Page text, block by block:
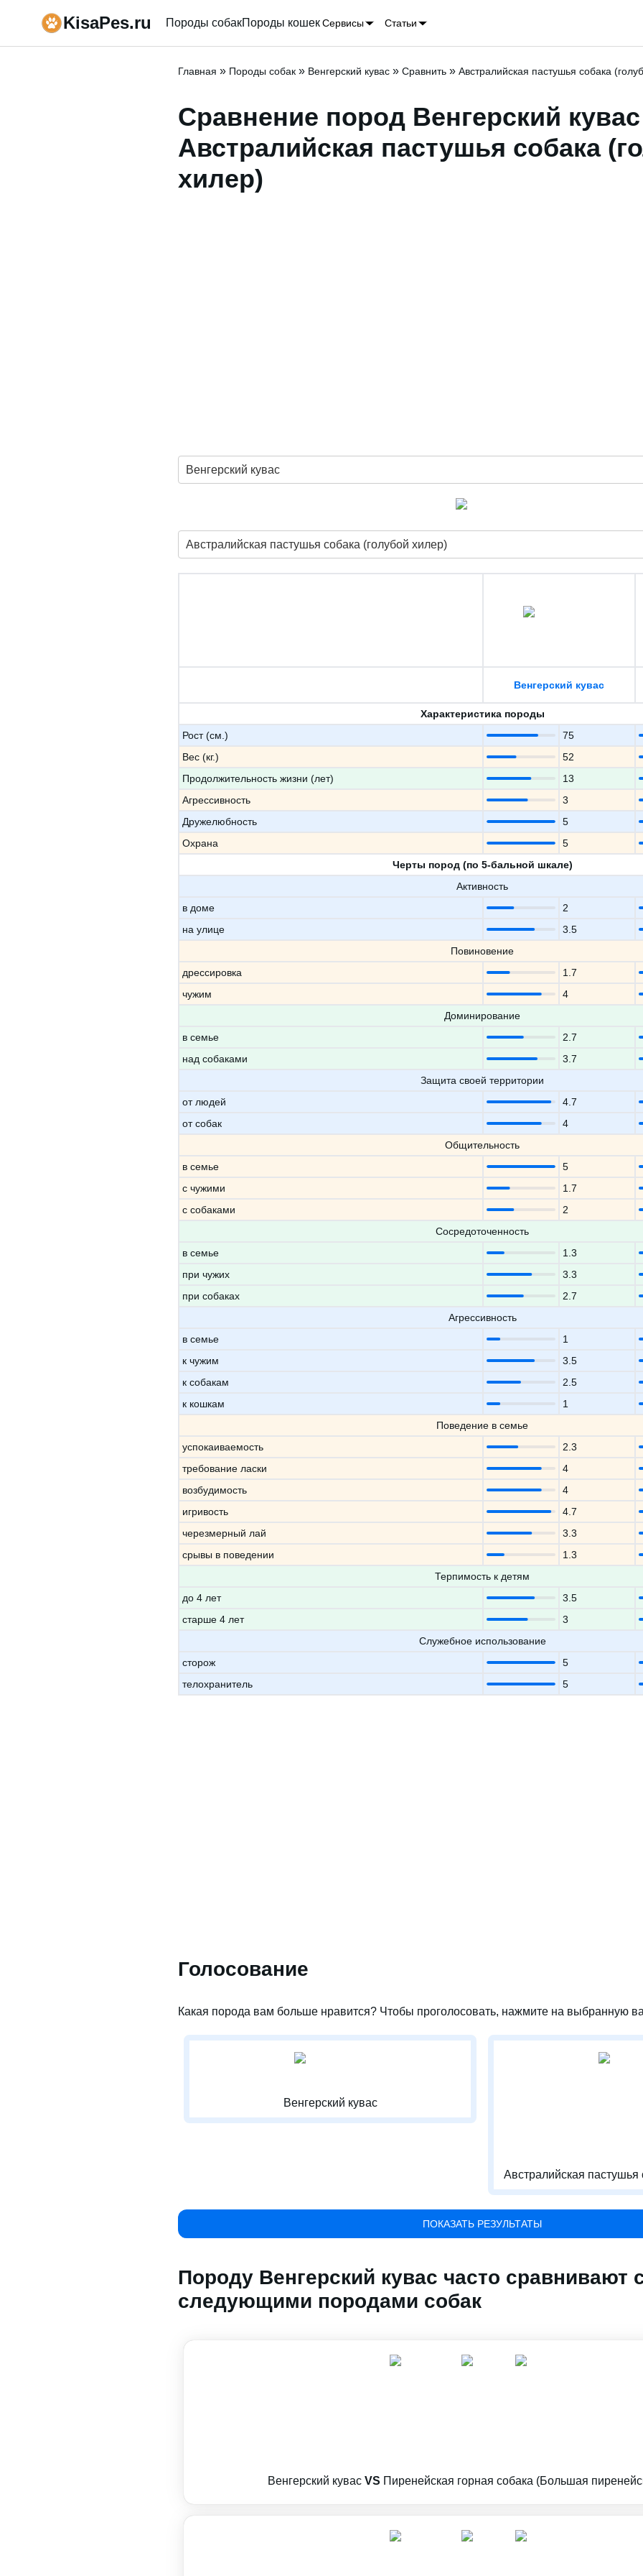
KisaPes.ru Породы собакПороды кошекСервисы Статьи
Главная » Породы собак » Венгерский кувас » Сравнить » Австралийская пастушья собака
Сравнение пород Венгерский
Австралийская пастушья собака
хилер)
Венгерский кувас
Австралийская пастушья собака (голубой хилер)
Венгерский кувас
Характеристика породы
Рост (см.)
75
Вес (кг.)
52
Продолжительность жизни (лет)
13
Агрессивность
3
Дружелюбность
5
Охрана
5
Черты пород (по 5-бальной шкале)
Активность
в доме
2
на улице
3.5
Повиновение
дрессировка
1.7
чужим
4
Доминирование
в семье
2.7
над собаками
3.7
Защита своей территории
от людей
4.7
от собак
4
Общительность
в семье
5
с чужими
1.7
с собаками
2
Сосредоточенность
в семье
1.3
при чужих
3.3
при собаках
2.7
Агрессивность
в семье
1
к чужим
3.5
к собакам
2.5
к кошкам
1
Поведение в семье
успокаиваемость
2.3
требование ласки
4
возбудимость
4
игривость
4.7
черезмерный лай
3.3
срывы в поведении
1.3
Терпимость к детям
до 4 лет
3.5
старше 4 лет
3
Служебное использование
сторож
5
телохранитель
5
Голосование
Какая порода вам больше нравится? Чтобы проголосовать, нажмите на выбранную
Венгерский кувас
Австралийская пастушья
ПОКАЗАТЬ РЕЗУЛЬТАТЫ
Породу Венгерский кувас часто сравнивают
следующими породами собак
Венгерский кувас VS Пиренейская горная собака (Большая